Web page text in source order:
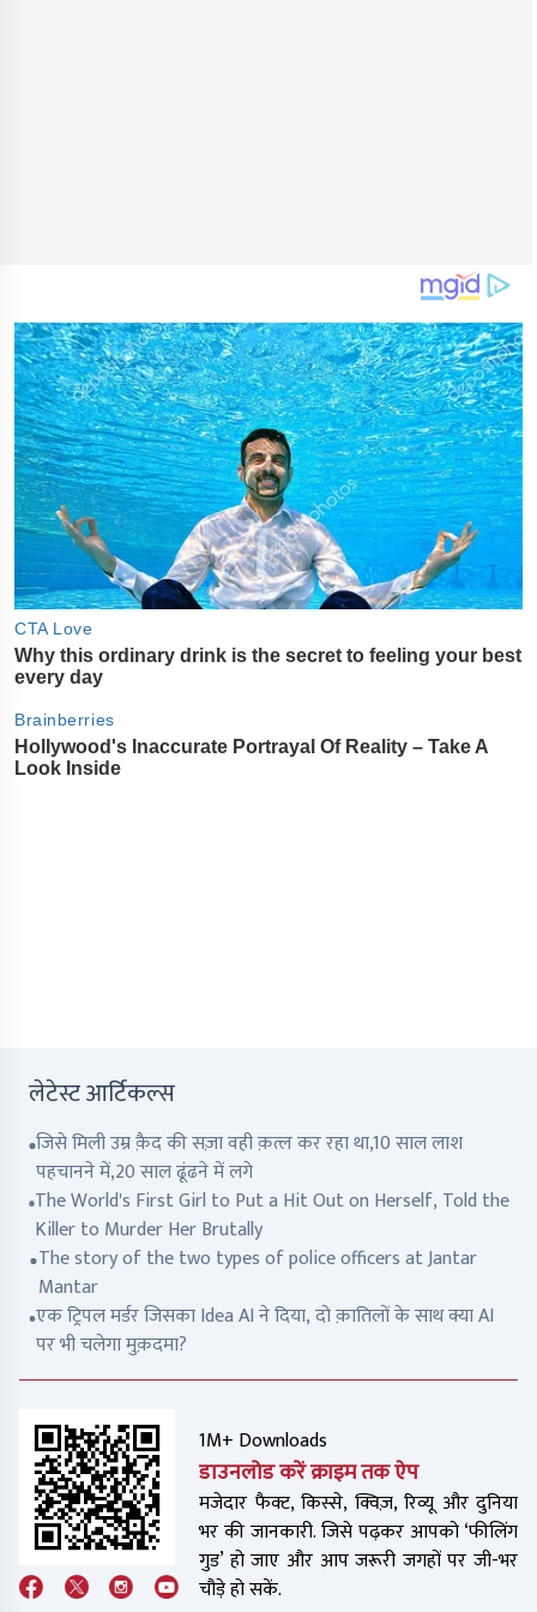
लेटेस्ट आर्टिकल्स
जिसे मिली उम्र क़ैद की सज़ा वही क़त्ल कर रहा था,10 साल लाश
पहचानने में,20 साल ढूंढने में लगे
The World's First Girl to Put a Hit Out on Herself, Told the
Killer to Murder Her Brutally
The story of the two types of police officers at Jantar
Mantar
एक ट्रिपल मर्डर जिसका Idea AI ने दिया, दो क़ातिलों के साथ क्या AI
पर भी चलेगा मुक़दमा?
1M+ Downloads
डाउनलोड करें क्राइम तक ऐप
मजेदार फैक्ट, किस्से, क्विज़, रिव्यू और दुनिया
भर की जानकारी. जिसे पढ़कर आपको ‘फीलिंग
गुड’ हो जाए और आप जरूरी जगहों पर जी-भर
चौड़े हो सकें.